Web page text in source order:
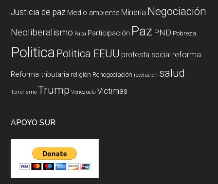
Justicia de paz Medio ambiente Mineria Negociación
Neoliberalismo Papa Participación Paz PND Pobreza
PoliticaPolitica EEUU protesta social reforma
Reforma tributaria religión Renegociación revolucion salud
Terrorismo Trump Venezuela Victimas
APOYO SUR